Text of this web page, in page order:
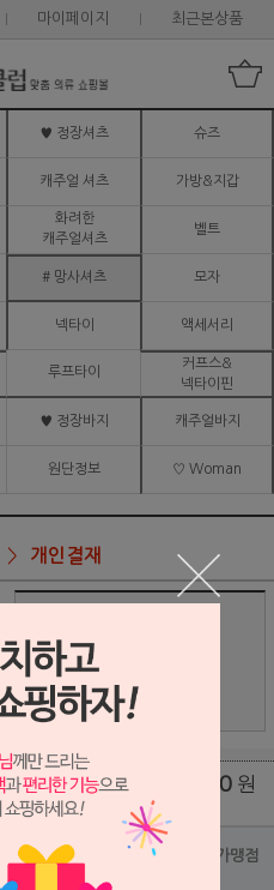
마이페이지 최근본상품
♥ 정장셔츠 슈즈
캐주얼 셔츠 가방&지갑
화려한
캐주얼셔츠
벨트
# 망사셔츠 모자
넥타이 액세서리
루프타이
커프스&
넥타이핀
♥ 정장바지 캐주얼바지
원단정보 ♡ Woman
개인결재
상품가 960,000
배송비 (조건)
총 상품 금액 0 원
포인트사용 가맹점